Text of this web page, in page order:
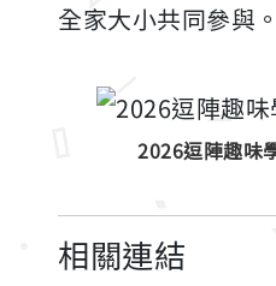
全家大小共同參與。
2026逗陣趣味
相關連結